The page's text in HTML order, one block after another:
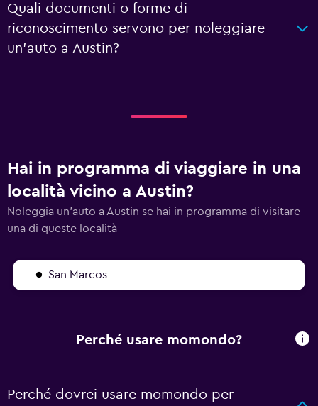
Quali documenti o forme di
riconoscimento servono per noleggiare
un'auto a Austin?
Hai in programma di viaggiare in una
località vicino a Austin?
Noleggia un'auto a Austin se hai in programma di visitare
una di queste località
San Marcos
Perché usare momondo?
Perché dovrei usare momondo per